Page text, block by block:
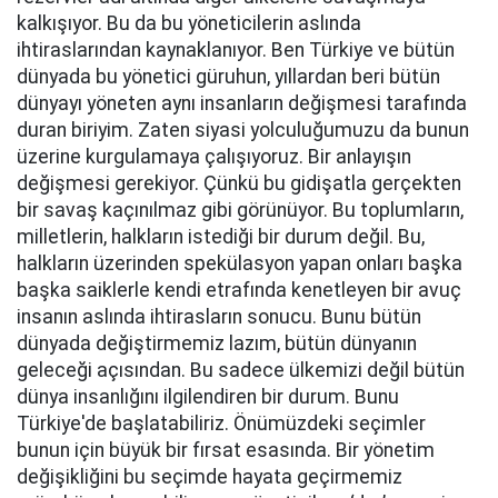
kalkışıyor. Bu da bu yöneticilerin aslında
ihtiraslarından kaynaklanıyor. Ben Türkiye ve bütün
dünyada bu yönetici güruhun, yıllardan beri bütün
dünyayı yöneten aynı insanların değişmesi tarafında
duran biriyim. Zaten siyasi yolculuğumuzu da bunun
üzerine kurgulamaya çalışıyoruz. Bir anlayışın
değişmesi gerekiyor. Çünkü bu gidişatla gerçekten
bir savaş kaçınılmaz gibi görünüyor. Bu toplumların,
milletlerin, halkların istediği bir durum değil. Bu,
halkların üzerinden spekülasyon yapan onları başka
başka saiklerle kendi etrafında kenetleyen bir avuç
insanın aslında ihtirasların sonucu. Bunu bütün
dünyada değiştirmemiz lazım, bütün dünyanın
geleceği açısından. Bu sadece ülkemizi değil bütün
dünya insanlığını ilgilendiren bir durum. Bunu
Türkiye'de başlatabiliriz. Önümüzdeki seçimler
bunun için büyük bir fırsat esasında. Bir yönetim
değişikliğini bu seçimde hayata geçirmemiz